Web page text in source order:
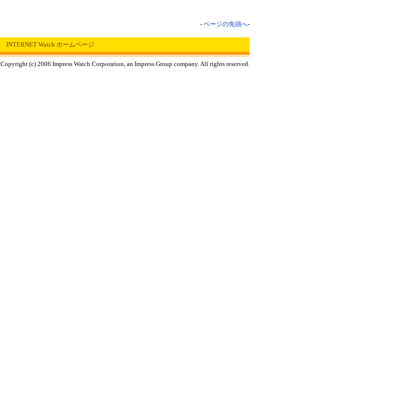
- ページの先頭へ-
INTERNET Watch ホームページ
Copyright (c) 2006 Impress Watch Corporation, an Impress Group company. All rights reserved.